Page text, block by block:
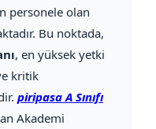
personele olan
Bu noktada,
, en yüksek yetki
kritik
piripasa A Sınıfı
Akademi